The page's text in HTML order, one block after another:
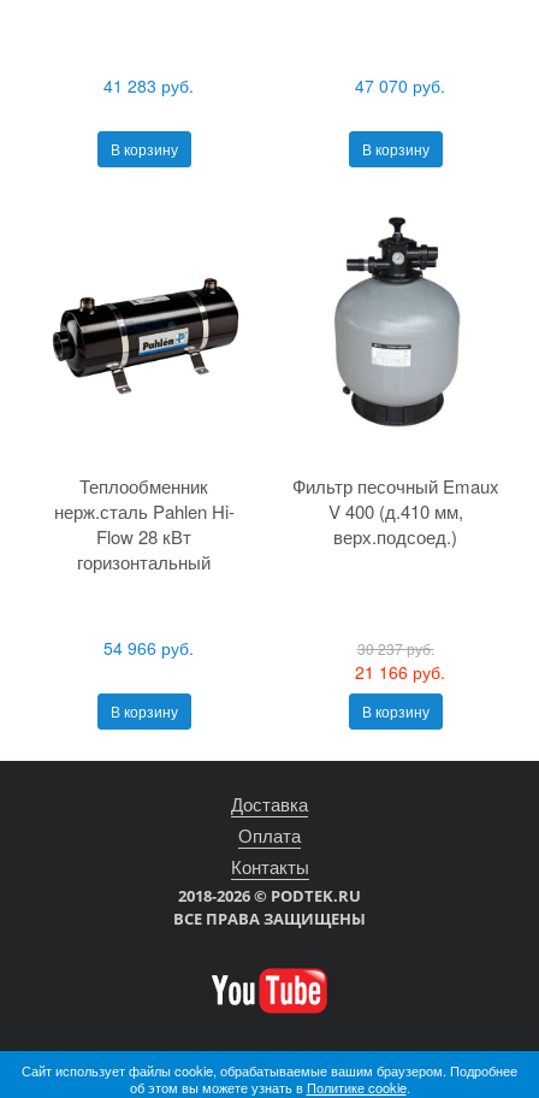
41 283 руб.
В корзину
47 070 руб.
В корзину
Теплообменник
нерж.сталь Pahlen Hi-
Flow 28 кВт
горизонтальный
54 966 руб.
В корзину
Фильтр песочный Emaux
V 400 (д.410 мм,
верх.подсоед.)
30 237 руб.
21 166 руб.
В корзину
Доставка
Оплата
Контакты
2018-2026 © PODTEK.RU
ВСЕ ПРАВА ЗАЩИЩЕНЫ
Сайт использует файлы cookie, обрабатываемые вашим браузером. Подробнее
об этом вы можете узнать вПолитике cookie.